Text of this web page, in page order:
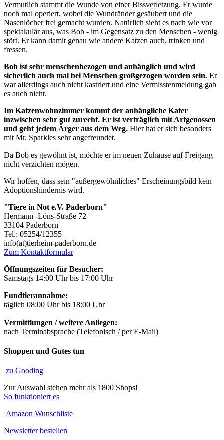
Vermutlich stammt die Wunde von einer Bissverletzung. Er wurde
noch mal operiert, wobei die Wundränder gesäubert und die
Nasenlöcher frei gemacht wurden. Natürlich sieht es nach wie vor
spektakulär aus, was Bob - im Gegensatz zu den Menschen - wenig
stört. Er kann damit genau wie andere Katzen auch, trinken und
fressen.
Bob ist sehr menschenbezogen und anhänglich und wird
sicherlich auch mal bei Menschen großgezogen worden sein. Er
war allerdings auch nicht kastriert und eine Vermisstenmeldung gab
es auch nicht.
Im Katzenwohnzimmer kommt der anhängliche Kater
inzwischen sehr gut zurecht. Er ist verträglich mit Artgenossen
und geht jedem Ärger aus dem Weg. Hier hat er sich besonders
mit Mr. Sparkles sehr angefreundet.
Da Bob es gewöhnt ist, möchte er im neuen Zuhause auf Freigang
nicht verzichten mögen.
Wir hoffen, dass sein "außergewöhnliches" Erscheinungsbild kein
Adoptionshindernis wird.
"Tiere in Not e.V. Paderborn"
Hermann -Löns-Straße 72
33104 Paderborn
Tel.: 05254/12355
info(at)tierheim-paderborn.de
Zum Kontaktformular
Öffnungszeiten für Besucher:
Samstags 14:00 Uhr bis 17:00 Uhr
Fundtierannahme:
täglich 08:00 Uhr bis 18:00 Uhr
Vermittlungen / weitere Anliegen:
nach Terminabsprache (Telefonisch / per E-Mail)
Shoppen und Gutes tun
zu Gooding
Zur Auswahl stehen mehr als 1800 Shops!
So funktioniert es
Amazon Wunschliste
Newsletter bestellen